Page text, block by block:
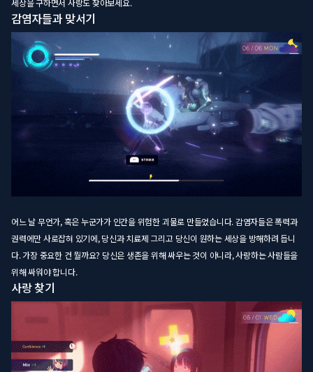
세상을 구하면서 사랑도 찾아보세요.
감염자들과 맞서기
어느 날 무언가, 혹은 누군가가 인간을 위험한 괴물로 만들었습니다. 감염자들은 폭력과
권력에만 사로잡혀 있기에, 당신과 치료제 그리고 당신이 원하는 세상을 방해하려 듭니
다. 가장 중요한 건 뭘까요? 당신은 생존을 위해 싸우는 것이 아니라, 사랑하는 사람들을
위해 싸워야 합니다.
사랑 찾기